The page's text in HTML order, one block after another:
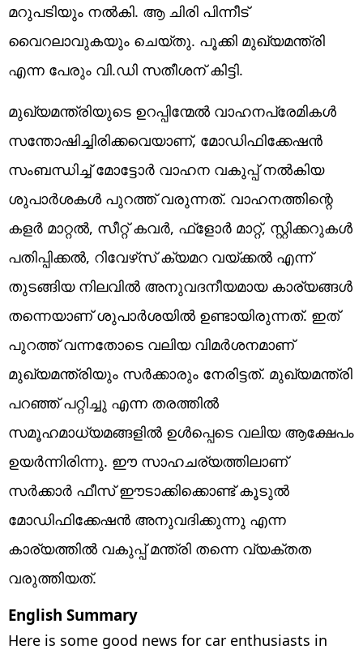
മറുപടിയും നല്‍കി. ആ ചിരി പിന്നീട്
വൈറലാവുകയും ചെയ്തു. പൂക്കി മുഖ്യമന്ത്രി
എന്ന പേരും വി.ഡി സതീശന് കിട്ടി.
മുഖ്യമന്ത്രിയുടെ ഉറപ്പിന്മേല്‍ വാഹനപ്രേമികള്‍
സന്തോഷിച്ചിരിക്കവെയാണ്, മോഡിഫിക്കേഷന്‍
സംബന്ധിച്ച് മോട്ടോര്‍ വാഹന വകുപ്പ് നല്‍കിയ
ശുപാര്‍ശകള്‍ പുറത്ത് വരുന്നത്. വാഹനത്തിന്റെ
കളര്‍ മാറ്റല്‍, സീറ്റ് കവര്‍, ഫ്‌ളോര്‍ മാറ്റ്, സ്റ്റിക്കറുകള്‍
പതിപ്പിക്കല്‍, റിവേഴ്‌സ് ക്യമറ വയ്ക്കല്‍ എന്ന്
തുടങ്ങിയ നിലവില്‍ അനുവദനീയമായ കാര്യങ്ങള്‍
തന്നെയാണ് ശുപാര്‍ശയില്‍ ഉണ്ടായിരുന്നത്. ഇത്
പുറത്ത് വന്നതോടെ വലിയ വിമര്‍ശനമാണ്
മുഖ്യമന്ത്രിയും സര്‍ക്കാരും നേരിട്ടത്. മുഖ്യമന്ത്രി
പറഞ്ഞ് പറ്റിച്ചു എന്ന തരത്തില്‍
സമൂഹമാധ്യമങ്ങളില്‍ ഉള്‍പ്പെടെ വലിയ ആക്ഷേപം
ഉയര്‍ന്നിരിന്നു. ഈ സാഹചര്യത്തിലാണ്
സര്‍ക്കാര്‍ ഫീസ് ഈടാക്കിക്കൊണ്ട് കൂടുല്‍
മോഡിഫിക്കേഷന്‍ അനുവദിക്കുന്നു എന്ന
കാര്യത്തില്‍ വകുപ്പ് മന്ത്രി തന്നെ വ്യക്തത
വരുത്തിയത്.
English Summary
Here is some good news for car enthusiasts in